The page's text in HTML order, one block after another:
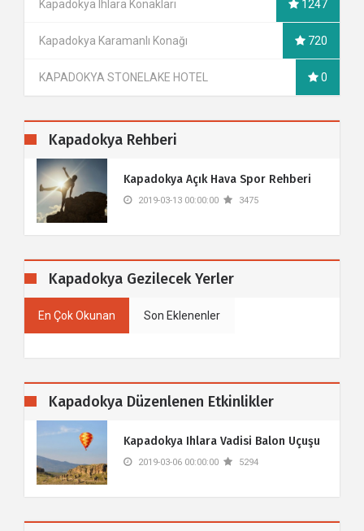
Kapadokya Ihlara Konakları 1247
Kapadokya Karamanlı Konağı 720
KAPADOKYA STONELAKE HOTEL 0
Kapadokya Rehberi
​Kapadokya Açık Hava Spor Rehberi
2019-03-13 00:00:00 3475
Kapadokya Gezilecek Yerler
En Çok Okunan Son Eklenenler
Kapadokya Düzenlenen Etkinlikler
Kapadokya Ihlara Vadisi Balon Uçuşu
2019-03-06 00:00:00 5294